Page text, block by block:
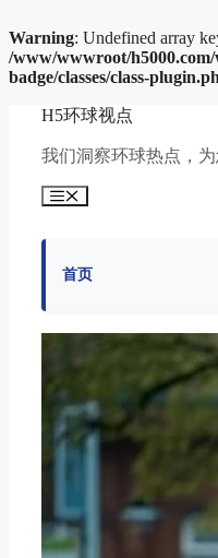
Warning: Undefined array
/www/wwwroot/
badge/classes/class-
H5环球视点
我们洞察环球热点，
菜
首页